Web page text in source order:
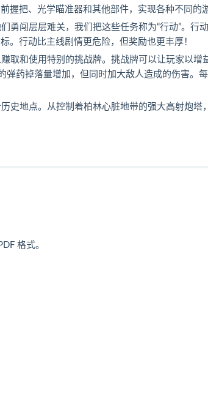
握把、光学瞄准器和其他部件，实现各种不同的
勇闯层层难关，我们把这些任务称为“行动”。行
。行动比主线剧情更危险，但奖励也更丰厚！
取和使用特别的挑战牌。挑战牌可以让玩家以增
弹药掉落量增加，但同时加大敌人造成的伤害。
史地点。从控制着柏林心脏地带的强大高射炮塔
格式。